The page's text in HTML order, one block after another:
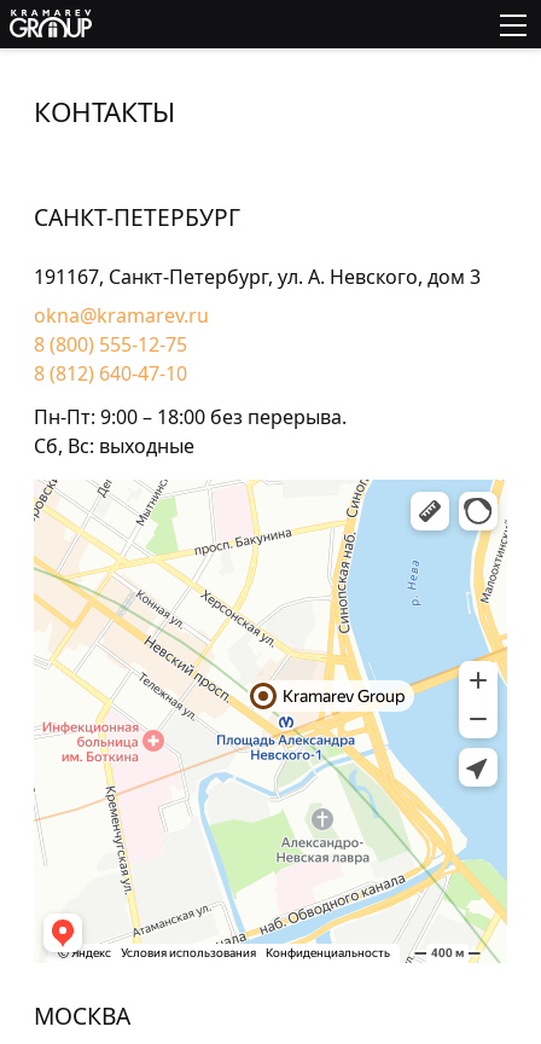
КОНТАКТЫ
САНКТ-ПЕТЕРБУРГ
191167, Санкт-Петербург, ул. А. Невского, дом 3
okna@kramarev.ru
8 (800) 555-12-75
8 (812) 640-47-10
Пн-Пт: 9:00 – 18:00 без перерыва.
Сб, Вс: выходные
МОСКВА